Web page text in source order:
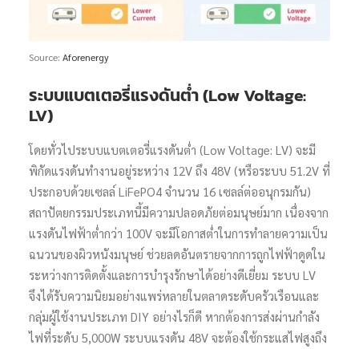
Source: Aforenergy
ระบบแบตเตอรี่แรงดันต่ำ (Low Voltage:
LV)
โดยทั่วไประบบแบตเตอรี่แรงดันต่ำ (Low Voltage: LV) จะมี
พิกัดแรงดันทำงานอยู่ระหว่าง 12V ถึง 48V (หรือระบบ 51.2V ที่
ประกอบด้วยเซลล์ LiFePO4 จำนวน 16 เซลล์ต่ออนุกรมกัน)
สถาปัตยกรรมประเภทนี้มีความปลอดภัยต่อมนุษย์มาก เนื่องจาก
แรงดันไฟฟ้าต่ำกว่า 100V จะมีโอกาสต่ำในการทำลายความเป็น
ฉนวนของผิวหนังมนุษย์ ช่วยลดอันตรายจากการถูกไฟฟ้าดูดใน
ระหว่างการติดตั้งและการบำรุงรักษาได้อย่างดีเยี่ยม ระบบ LV
จึงได้รับความนิยมอย่างแพร่หลายในตลาดระดับครัวเรือนและ
กลุ่มผู้ใช้งานประเภท DIY อย่างไรก็ดี หากต้องการส่งผ่านกำลัง
ไฟที่ระดับ 5,000W ระบบแรงดัน 48V จะต้องใช้กระแสไฟสูงถึง